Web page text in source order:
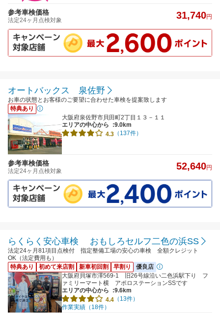
参考車検価格
法定24ヶ月点検対象 31,740円
オートバックス 泉佐野
お車の状態とお客様のご要望に合わせた車検を提案致します
特典あり
大阪府泉佐野市貝田町2丁目１３－１１
エリアの中心から
:9.0km
4.3 （137件）
参考車検価格
法定24ヶ月点検対象 52,640円
らくらく安心車検 おもしろセルフ二色の浜SS
法定24ヶ月81項目点検付 指定整備工場の安心の車検 全額クレジット
OK（法定費用も）
特典あり
初めて来店割 新車初回割 早割り
優良店
大阪府貝塚市澤569-1 旧26号線沿い二色浜駅下り フ
ァミリーマート横 アポロステーションSSです
エリアの中心から
:9.6km
4.4 （13件）
作業実績（18件）